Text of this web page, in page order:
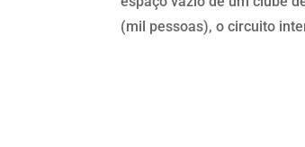
(mil pessoas), o circuito